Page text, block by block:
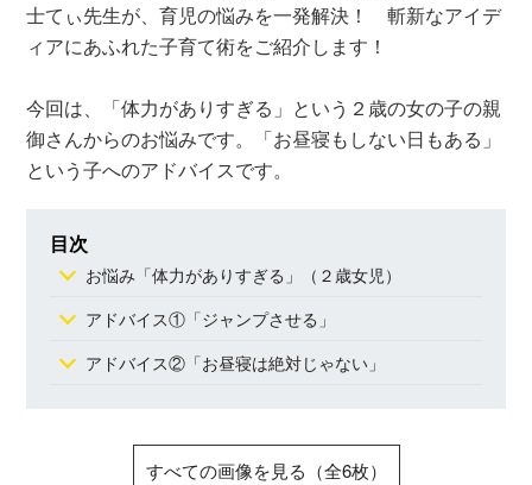
士てぃ先生が、育児の悩みを一発解決！ 斬新なアイデ
ィアにあふれた子育て術をご紹介します！
今回は、「体力がありすぎる」という２歳の女の子の親
御さんからのお悩みです。「お昼寝もしない日もある」
という子へのアドバイスです。
目次
お悩み「体力がありすぎる」（２歳女児）
アドバイス①「ジャンプさせる」
アドバイス②「お昼寝は絶対じゃない」
すべての画像を見る（全6枚）